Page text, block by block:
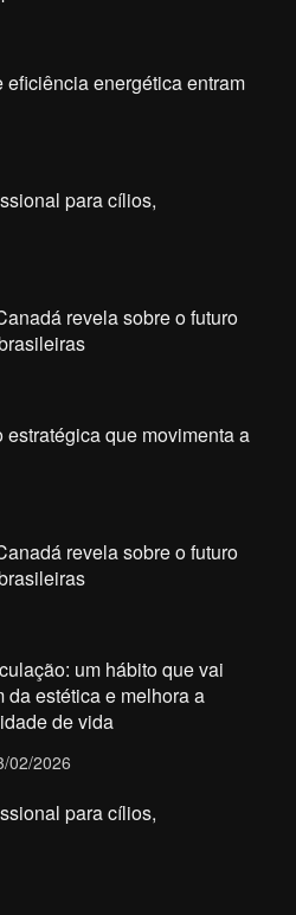
eficiência energética entram
para cílios,
revela sobre o futuro
que movimenta a
revela sobre o futuro
um hábito que vai
da estética e melhora a
de vida
02/2026
para cílios,